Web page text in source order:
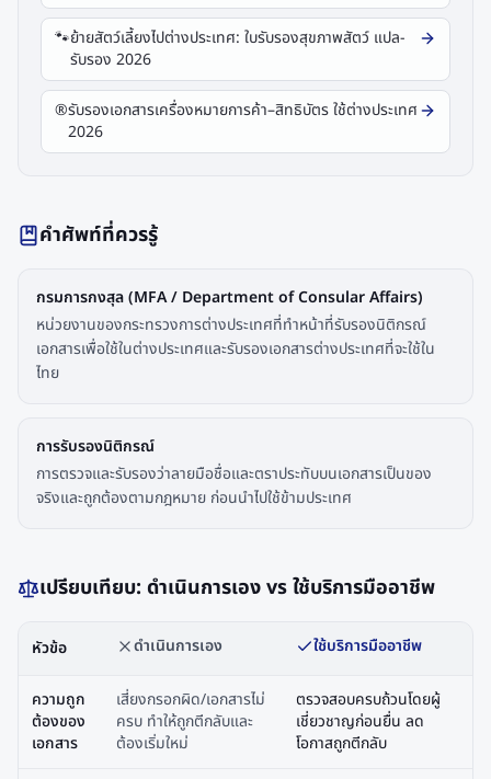
🐾ย้ายสัตว์เลี้ยงไปต่างประเทศ: ใบรับรองสุขภาพสัตว์ แปล-
รับรอง 2026
®️รับรองเอกสารเครื่องหมายการค้า–สิทธิบัตร ใช้ต่างประเทศ
2026
คำศัพท์ที่ควรรู้
กรมการกงสุล (MFA / Department of Consular Affairs)
หน่วยงานของกระทรวงการต่างประเทศที่ทำหน้าที่รับรองนิติกรณ์
เอกสารเพื่อใช้ในต่างประเทศและรับรองเอกสารต่างประเทศที่จะใช้ใน
ไทย
การรับรองนิติกรณ์
การตรวจและรับรองว่าลายมือชื่อและตราประทับบนเอกสารเป็นของ
จริงและถูกต้องตามกฎหมาย ก่อนนำไปใช้ข้ามประเทศ
เปรียบเทียบ: ดำเนินการเอง vs ใช้บริการมืออาชีพ
หัวข้อ ดำเนินการเอง ใช้บริการมืออาชีพ
ความถูก
ต้องของ
เอกสาร
เสี่ยงกรอกผิด/เอกสารไม่
ครบ ทำให้ถูกตีกลับและ
ต้องเริ่มใหม่
ตรวจสอบครบถ้วนโดยผู้
เชี่ยวชาญก่อนยื่น ลด
โอกาสถูกตีกลับ